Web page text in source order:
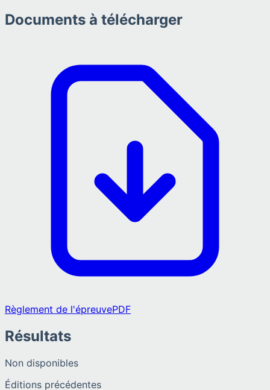
Documents à télécharger
Règlement de l'épreuvePDF
Résultats
Non disponibles
Éditions précédentes